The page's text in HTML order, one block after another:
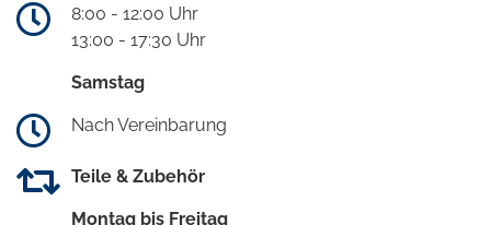
8:00 - 12:00 Uhr
13:00 - 17:30 Uhr
Samstag
Nach Vereinbarung
Teile & Zubehör
Montag bis Freitag